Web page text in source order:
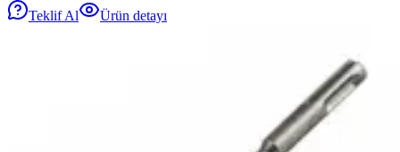
Teklif Al
Ürün detayı